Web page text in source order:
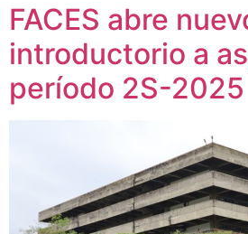
FACES abre
introductorio a
período 2S-2025